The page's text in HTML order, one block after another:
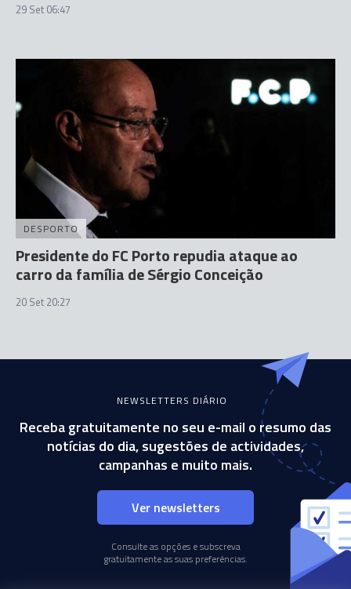
29 Set 06:47
DESPORTO
Presidente do FC Porto repudia ataque ao
carro da família de Sérgio Conceição
20 Set 20:27
NEWSLETTERS DIÁRIO
Receba gratuitamente no seu e-mail o resumo das
notícias do dia, sugestões de actividades,
campanhas e muito mais.
Ver newsletters
Consulte as opções e subscreva
gratuitamente as suas preferências.